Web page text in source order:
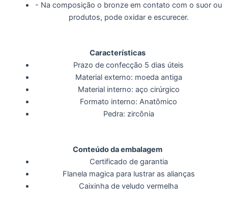
- Na composição o bronze em contato com o suor ou
produtos, pode oxidar e escurecer.
Características
Prazo de confecção 5 dias úteis
Material externo: moeda antiga
Material interno: aço cirúrgico
Formato interno: Anatômico
Pedra: zircônia
Conteúdo da embalagem
Certificado de garantia
Flanela magica para lustrar as alianças
Caixinha de veludo vermelha